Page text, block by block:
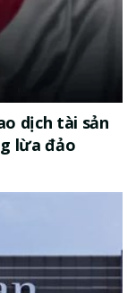
dịch tài sản
lừa đảo